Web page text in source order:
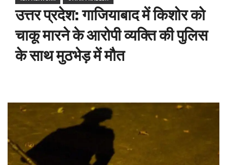
उत्तर प्रदेश: गाजियाबाद में किशोर को
चाकू मारने के आरोपी व्यक्ति की पुलिस
के साथ मुठभेड़ में मौत